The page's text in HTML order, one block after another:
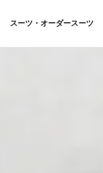
スーツ・オーダースーツ